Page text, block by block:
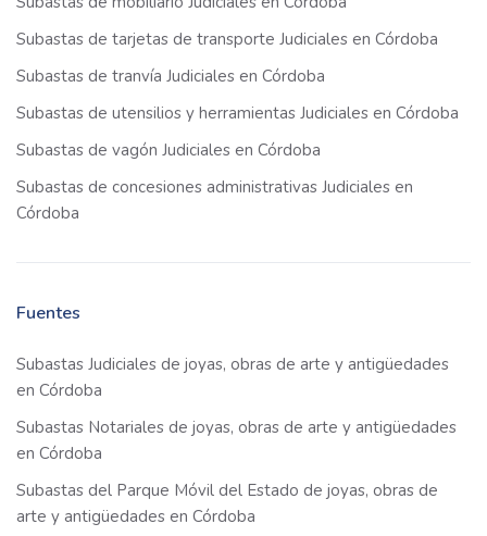
Subastas de tarjetas de transporte Judiciales en Córdoba
Subastas de tranvía Judiciales en Córdoba
Subastas de utensilios y herramientas Judiciales en Córdoba
Subastas de vagón Judiciales en Córdoba
Subastas de concesiones administrativas Judiciales en
Córdoba
Fuentes
Subastas Judiciales de joyas, obras de arte y antigüedades
en Córdoba
Subastas Notariales de joyas, obras de arte y antigüedades
en Córdoba
Subastas del Parque Móvil del Estado de joyas, obras de
arte y antigüedades en Córdoba